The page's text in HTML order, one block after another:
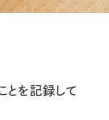
とを記録して